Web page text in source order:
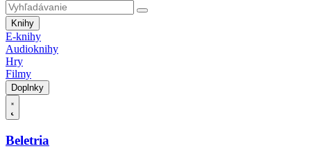
Knihy
E-knihy
Audioknihy
Hry
Filmy
Doplnky
Beletria